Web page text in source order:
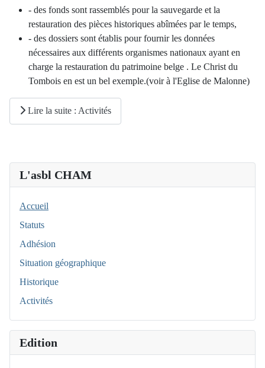
- des fonds sont rassemblés pour la sauvegarde et la
restauration des pièces historiques abîmées par le temps,
- des dossiers sont établis pour fournir les données
nécessaires aux différents organismes nationaux ayant en
charge la restauration du patrimoine belge . Le Christ du
Tombois en est un bel exemple.(voir à l'Eglise de Malonne)
Lire la suite : Activités
L'asbl CHAM
Accueil
Statuts
Adhésion
Situation géographique
Historique
Activités
Edition